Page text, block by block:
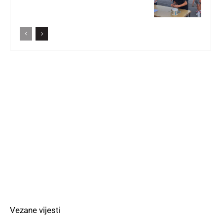
Vezane vijesti